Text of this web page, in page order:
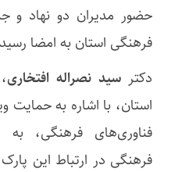
حضور مدیران دو نهاد و
فرهنگی استان به امضا
دکتر سید نصراله افتخاری
استان، با اشاره به حمایت
فناوری‌های فرهنگی، به
فرهنگی در ارتباط این